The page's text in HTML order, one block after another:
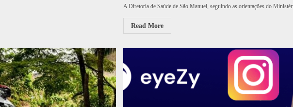
A Diretoria de Saúde de São Manuel, seguindo as orientações do
Read More